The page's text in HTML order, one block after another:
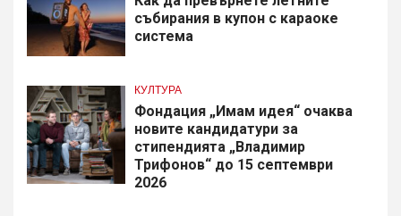
събирания в купон с караоке
система
КУЛТУРА
Фондация „Имам идея“ очаква
новите кандидатури за
стипендията „Владимир
Трифонов“ до 15 септември
2026